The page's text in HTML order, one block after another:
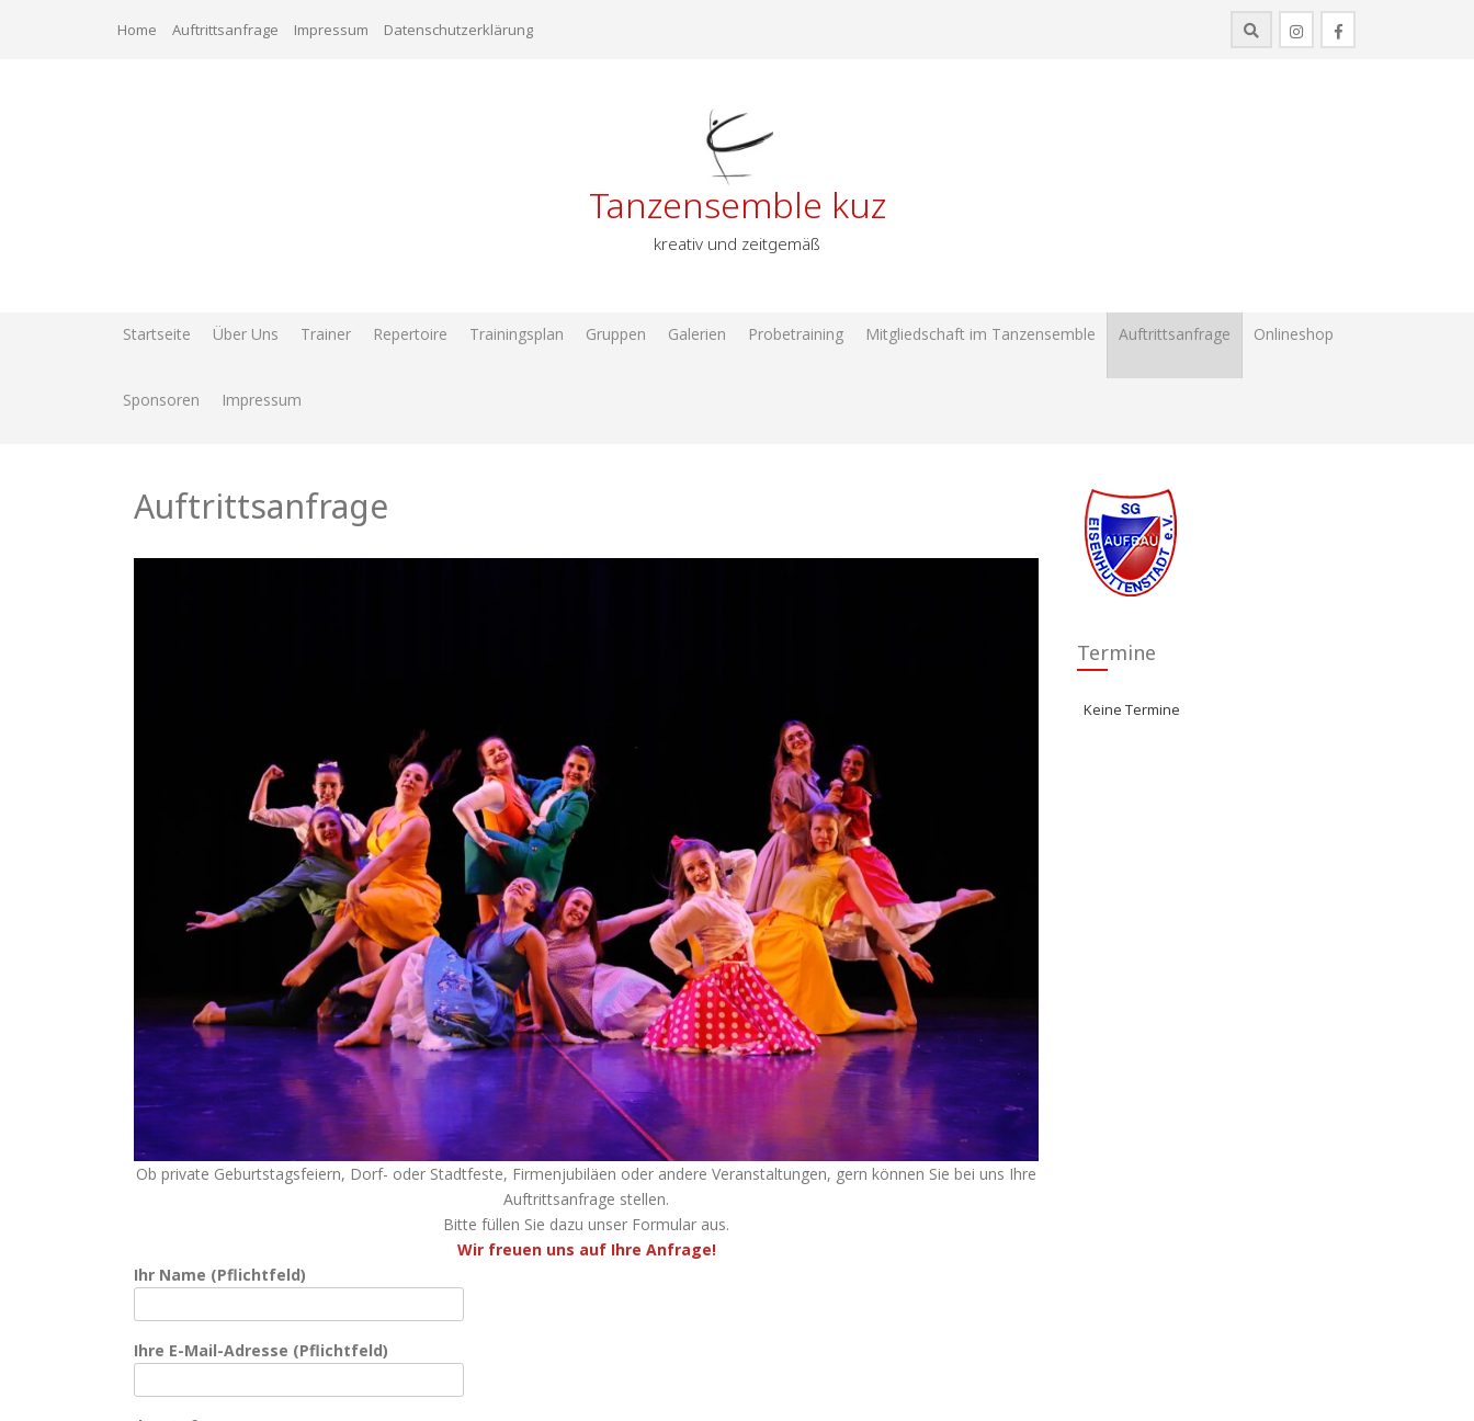
Home Auftrittsanfrage Impressum Datenschutzerklärung
Tanzensemble kuz
kreativ und zeitgemäß
Startseite Über Uns Trainer Repertoire Trainingsplan Gruppen Galerien Probetraining Mitgliedschaft im Tanzensemble Auftrittsanfrage Onlineshop
Sponsoren Impressum
Auftrittsanfrage
Ob private Geburtstagsfeiern, Dorf- oder Stadtfeste, Firmenjubiläen oder andere Veranstaltungen, gern können Sie bei uns Ihre
Auftrittsanfrage stellen.
Bitte füllen Sie dazu unser Formular aus.
Wir freuen uns auf Ihre Anfrage!
Ihr Name (Pflichtfeld)
Ihre E-Mail-Adresse (Pflichtfeld)
Termine
Keine Termine